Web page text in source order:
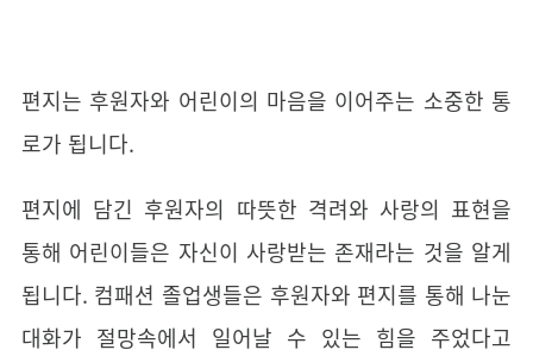
편지는 후원자와 어린이의 마음을 이어주는 소중한 통
로가 됩니다.
편지에 담긴 후원자의 따뜻한 격려와 사랑의 표현을
통해 어린이들은 자신이 사랑받는 존재라는 것을 알게
됩니다. 컴패션 졸업생들은 후원자와 편지를 통해 나눈
대화가 절망속에서 일어날 수 있는 힘을 주었다고